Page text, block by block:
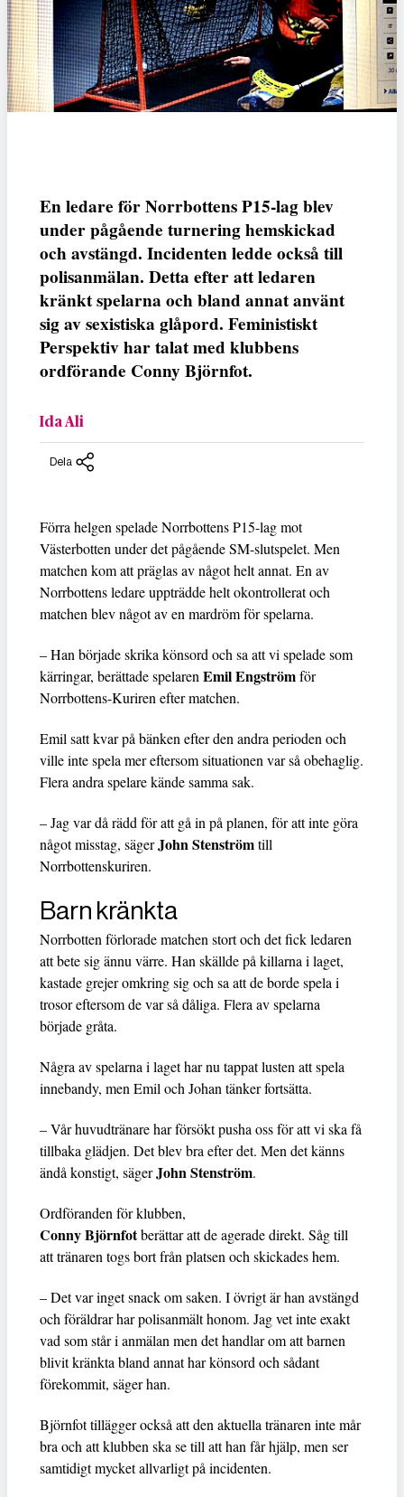
En ledare för Norrbottens P15-lag blev
under pågående turnering hemskickad
och avstängd. Incidenten ledde också till
polisanmälan. Detta efter att ledaren
kränkt spelarna och bland annat använt
sig av sexistiska glåpord. Feministiskt
Perspektiv har talat med klubbens
ordförande Conny Björnfot.
Ida Ali
Dela
Förra helgen spelade Norrbottens P15-lag mot
Västerbotten under det pågående SM-slutspelet. Men
matchen kom att präglas av något helt annat. En av
Norrbottens ledare uppträdde helt okontrollerat och
matchen blev något av en mardröm för spelarna.
– Han började skrika könsord och sa att vi spelade som
kärringar, berättade spelaren Emil Engströmför
Norrbottens-Kuriren efter matchen.
Emil satt kvar på bänken efter den andra perioden och
ville inte spela mer eftersom situationen var så obehaglig.
Flera andra spelare kände samma sak.
– Jag var då rädd för att gå in på planen, för att inte göra
något misstag, sägerJohn Stenströmtill
Norrbottenskuriren.
Barn kränkta
Norrbotten förlorade matchen stort och det fick ledaren
att bete sig ännu värre. Han skällde på killarna i laget,
kastade grejer omkring sig och sa att de borde spela i
trosor eftersom de var så dåliga. Flera av spelarna
började gråta.
Några av spelarna i laget har nu tappat lusten att spela
innebandy, men Emil och Johan tänker fortsätta.
– Vår huvudtränare har försökt pusha oss för att vi ska få
tillbaka glädjen. Det blev bra efter det. Men det känns
ändå konstigt, sägerJohn Stenström.
Ordföranden för klubben,
Conny Björnfotberättar att de agerade direkt. Såg till
att tränaren togs bort från platsen och skickades hem.
– Det var inget snack om saken. I övrigt är han avstängd
och föräldrar har polisanmält honom. Jag vet inte exakt
vad som står i anmälan men det handlar om att barnen
blivit kränkta bland annat har könsord och sådant
förekommit, säger han.
Björnfot tillägger också att den aktuella tränaren inte mår
bra och att klubben ska se till att han får hjälp, men ser
samtidigt mycket allvarligt på incidenten.